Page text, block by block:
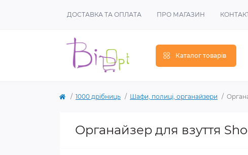
ДОСТАВКА ТА ОПЛАТА ПРО МАГАЗИН
Каталог товарів
1000 дрібниць Шафи, полиці, органайзери
Органайзер для взуття